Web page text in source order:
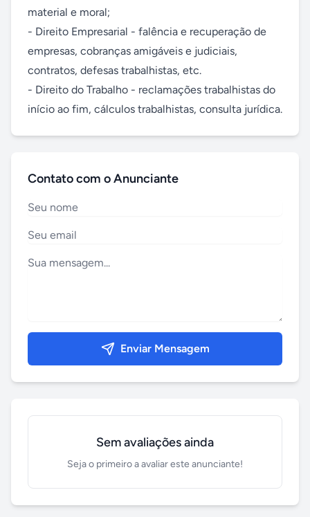
material e moral;
- Direito Empresarial - falência e recuperação de
empresas, cobranças amigáveis e judiciais,
contratos, defesas trabalhistas, etc.
- Direito do Trabalho - reclamações trabalhistas do
início ao fim, cálculos trabalhistas, consulta jurídica.
Contato com o Anunciante
Enviar Mensagem
Sem avaliações ainda
Seja o primeiro a avaliar este anunciante!